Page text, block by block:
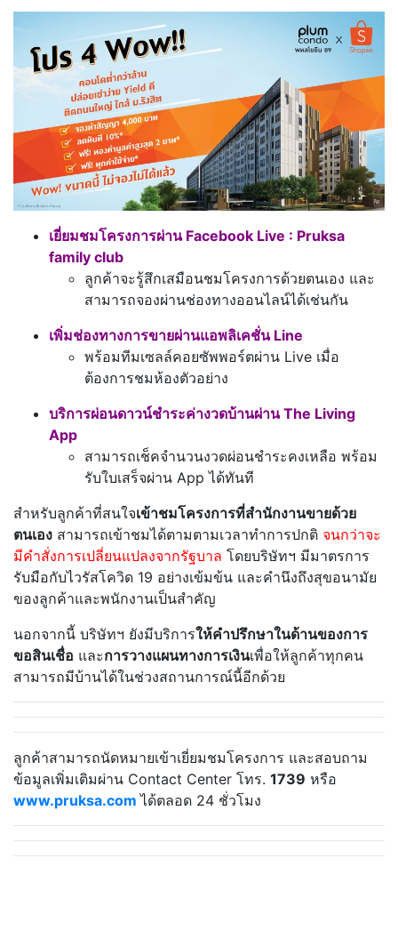
เยี่ยมชมโครงการผ่าน Facebook Live : Pruksa
family club
ลูกค้าจะรู้สึกเสมือนชมโครงการด้วยตนเอง และ
สามารถจองผ่านช่องทางออนไลน์ได้เช่นกัน
เพิ่มช่องทางการขายผ่านแอพลิเคชั่น Line
พร้อมทีมเซลล์คอยซัพพอร์ตผ่าน Live เมื่อ
ต้องการชมห้องตัวอย่าง
บริการผ่อนดาวน์ชำระค่างวดบ้านผ่าน The Living
App
สามารถเช็คจำนวนงวดผ่อนชำระคงเหลือ พร้อม
รับใบเสร็จผ่าน App ได้ทันที
สำหรับลูกค้าที่สนใจเข้าชมโครงการที่สำนักงานขายด้วย
ตนเอง สามารถเข้าชมได้ตามตามเวลาทำการปกติ จนกว่าจะ
มีคำสั่งการเปลี่ยนแปลงจากรัฐบาล โดยบริษัทฯ มีมาตรการ
รับมือกับไวรัสโควิด 19 อย่างเข้มข้น และคำนึงถึงสุขอนามัย
ของลูกค้าและพนักงานเป็นสำคัญ
นอกจากนี้ บริษัทฯ ยังมีบริการให้คำปรึกษาในด้านของการ
ขอสินเชื่อ และการวางแผนทางการเงินเพื่อให้ลูกค้าทุกคน
สามารถมีบ้านได้ในช่วงสถานการณ์นี้อีกด้วย
ลูกค้าสามารถนัดหมายเข้าเยี่ยมชมโครงการ และสอบถาม
ข้อมูลเพิ่มเติมผ่าน Contact Center โทร. 1739 หรือ
www.pruksa.com ได้ตลอด 24 ชั่วโมง